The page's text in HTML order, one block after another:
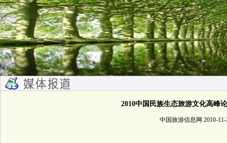
2010中国民族生态旅游文化高峰
中国旅游信息网 2010-11-